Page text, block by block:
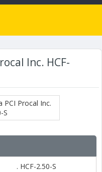
Inc. HCF-
. HCF-2.50-S